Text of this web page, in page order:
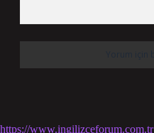
https://www.ingilizceforum.com.tr